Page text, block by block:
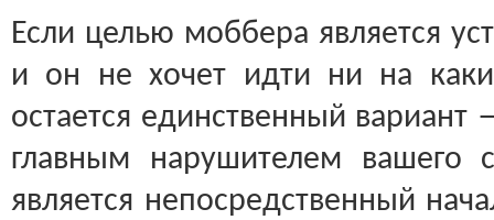
Если целью моббера является
и он не хочет идти ни на
остается единственный вариант
главным нарушителем вашего
является непосредственный